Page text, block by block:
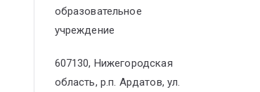
образовательное
учреждение
607130, Нижегородская
область, р.п. Ардатов, ул.